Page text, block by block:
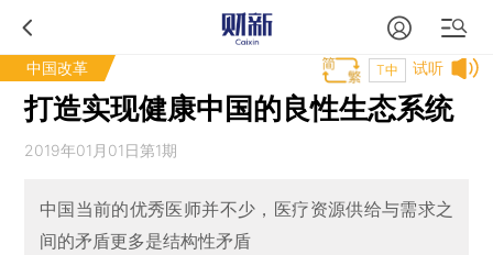
中国改革 试听
T中
打造实现健康中国的良性生态系统
2019年01月01日第1期
中国当前的优秀医师并不少，医疗资源供给与需求之
间的矛盾更多是结构性矛盾